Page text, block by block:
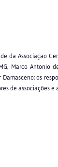
da Associação
Marco Antonio
os
de associações